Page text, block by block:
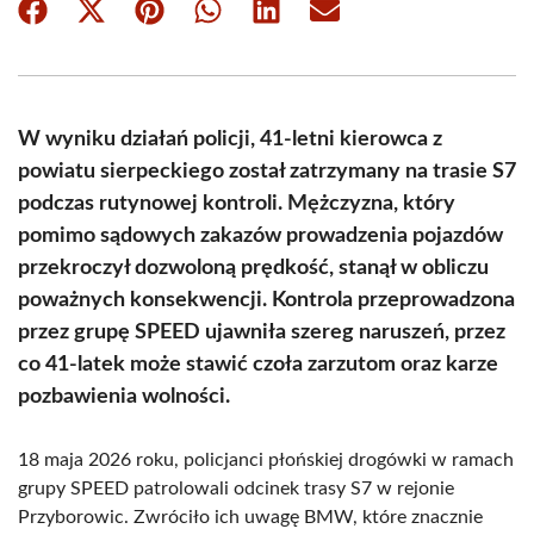
Share
Share
(Twitter)
Share Share Share Share
W wyniku działań policji, 41-letni kierowca z
powiatu sierpeckiego został zatrzymany na trasie S7
podczas rutynowej kontroli. Mężczyzna, który
pomimo sądowych zakazów prowadzenia pojazdów
przekroczył dozwoloną prędkość, stanął w obliczu
poważnych konsekwencji. Kontrola przeprowadzona
przez grupę SPEED ujawniła szereg naruszeń, przez
co 41-latek może stawić czoła zarzutom oraz karze
pozbawienia wolności.
18 maja 2026 roku, policjanci płońskiej drogówki w ramach
grupy SPEED patrolowali odcinek trasy S7 w rejonie
Przyborowic. Zwróciło ich uwagę BMW, które znacznie